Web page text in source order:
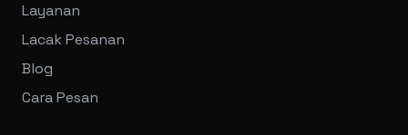
Layanan
Lacak Pesanan
Blog
Cara Pesan